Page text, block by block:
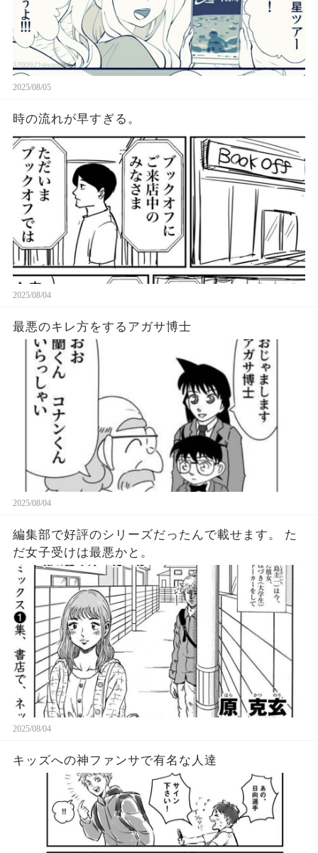
2025/08/05
時の流れが早すぎる。
2025/08/04
最悪のキレ方をするアガサ博士
2025/08/04
編集部で好評のシリーズだったんで載せます。 た
だ女子受けは最悪かと。
2025/08/04
キッズへの神ファンサで有名な人達